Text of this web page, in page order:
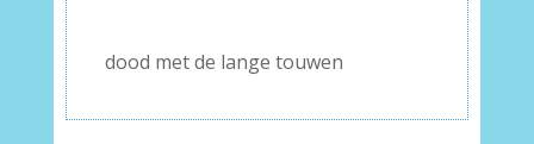
dood met de lange touwen